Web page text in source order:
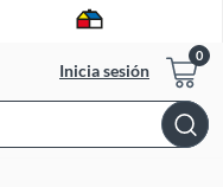
Inicia sesión